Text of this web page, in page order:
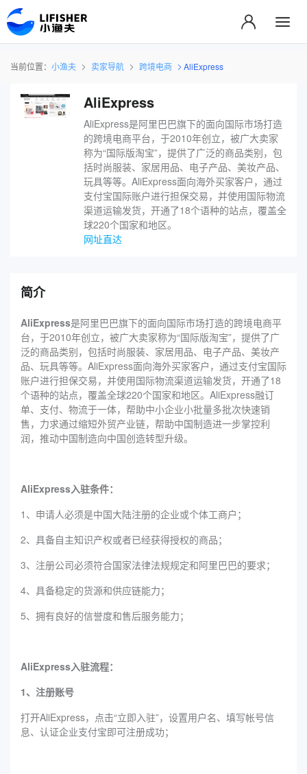
当前位置： 小渔夫 卖家导航 跨境电商 AliExpress
AliExpress
AliExpress是阿里巴巴旗下的面向国际市场打造
的跨境电商平台，于2010年创立，被广大卖家
称为“国际版淘宝”，提供了广泛的商品类别，包
括时尚服装、家居用品、电子产品、美妆产品、
玩具等等。AliExpress面向海外买家客户，通过
支付宝国际账户进行担保交易，并使用国际物流
渠道运输发货，开通了18个语种的站点，覆盖全
球220个国家和地区。
网址直达
简介
AliExpress是阿里巴巴旗下的面向国际市场打造的跨境电商平
台，于2010年创立，被广大卖家称为“国际版淘宝”，提供了广
泛的商品类别，包括时尚服装、家居用品、电子产品、美妆产
品、玩具等等。AliExpress面向海外买家客户，通过支付宝国际
账户进行担保交易，并使用国际物流渠道运输发货，开通了18
个语种的站点，覆盖全球220个国家和地区。AliExpress融订
单、支付、物流于一体，帮助中小企业小批量多批次快速销
售，力求通过缩短外贸产业链，帮助中国制造进一步掌控利
润，推动中国制造向中国创造转型升级。
AliExpress入驻条件：
1、申请人必须是中国大陆注册的企业或个体工商户；
2、具备自主知识产权或者已经获得授权的商品；
3、注册公司必须符合国家法律法规规定和阿里巴巴的要求；
4、具备稳定的货源和供应链能力；
5、拥有良好的信誉度和售后服务能力；
AliExpress入驻流程：
1、注册账号
打开AliExpress，点击“立即入驻”，设置用户名、填写帐号信
息、认证企业支付宝即可注册成功；